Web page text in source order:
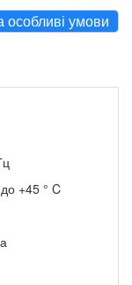
особливі умови
+45 ° C